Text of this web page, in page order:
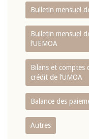
Bulletin mensuel
Bulletin mensuel
l‘UEMOA
Bilans et comptes
crédit de l‘UMOA
Balance des
Autres